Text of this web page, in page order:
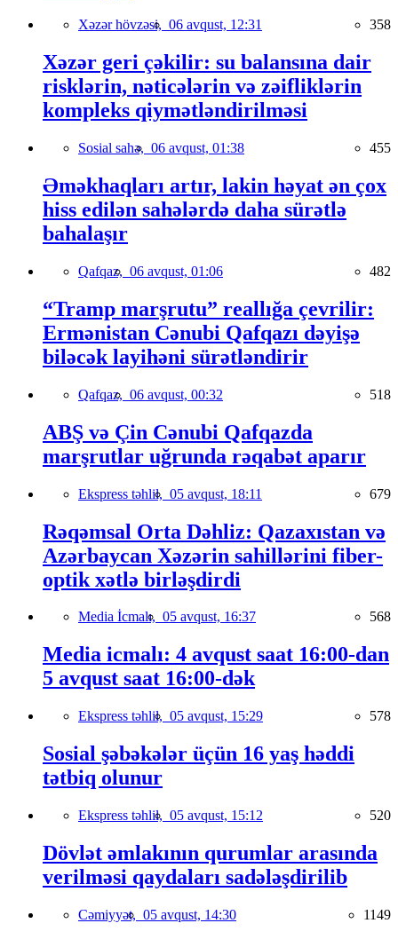
Xəzər hövzəsi, 06 avqust, 12:31 358
Xəzər geri çəkilir: su balansına dair
risklərin, nəticələrin və zəifliklərin
kompleks qiymətləndirilməsi
Sosial sahə, 06 avqust, 01:38 455
Əməkhaqları artır, lakin həyat ən çox
hiss edilən sahələrdə daha sürətlə
bahalaşır
Qafqaz, 06 avqust, 01:06 482
“Tramp marşrutu” reallığa çevrilir:
Ermənistan Cənubi Qafqazı dəyişə
biləcək layihəni sürətləndirir
Qafqaz, 06 avqust, 00:32 518
ABŞ və Çin Cənubi Qafqazda
marşrutlar uğrunda rəqabət aparır
Ekspress təhlil, 05 avqust, 18:11 679
Rəqəmsal Orta Dəhliz: Qazaxıstan və
Azərbaycan Xəzərin sahillərini fiber-
optik xətlə birləşdirdi
Media İcmalı, 05 avqust, 16:37 568
Media icmalı: 4 avqust saat 16:00-dan
5 avqust saat 16:00-dək
Ekspress təhlil, 05 avqust, 15:29 578
Sosial şəbəkələr üçün 16 yaş həddi
tətbiq olunur
Ekspress təhlil, 05 avqust, 15:12 520
Dövlət əmlakının qurumlar arasında
verilməsi qaydaları sadələşdirilib
Cəmiyyət, 05 avqust, 14:30 1149